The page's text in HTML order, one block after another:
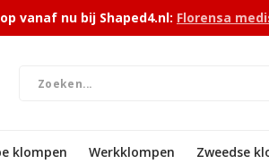
vanaf nu bij Shaped4.nl: Florensa
klompen Werkklompen Zweedse